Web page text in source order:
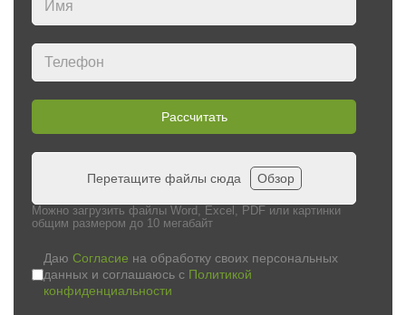
Рассчитать
Перетащите файлы сюда Обзор
Можно загрузить файлы Word, Excel, PDF или картинки
общим размером до 10 мегабайт
Даю Согласие на обработку своих персональных
данных и соглашаюсь с Политикой
конфиденциальности